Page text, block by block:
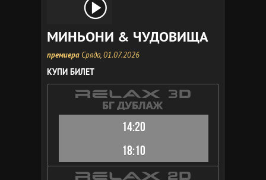
МИНЬОНИ & ЧУДОВИЩА
премиера Сряда, 01.07.2026
КУПИ БИЛЕТ
14:20
18:10